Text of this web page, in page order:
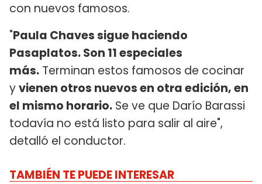
con nuevos famosos.
"Paula Chaves sigue haciendo
Pasaplatos. Son 11 especiales
más. Terminan estos famosos de cocinar
yvienen otros nuevos en otra edición, en
el mismo horario. Se ve que Darío Barassi
todavía no está listo para salir al aire",
detalló el conductor.
TAMBIÉN TE PUEDE INTERESAR